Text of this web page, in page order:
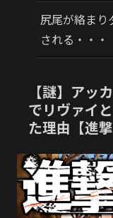
尻尾が絡まり
される・・・
【謎】アッ
でリヴァイ
た理由【進撃